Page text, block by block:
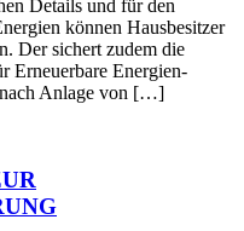
Details und für den
können Hausbesitzer
Der sichert zudem die
Erneuerbare Energien-
nach Anlage von […]